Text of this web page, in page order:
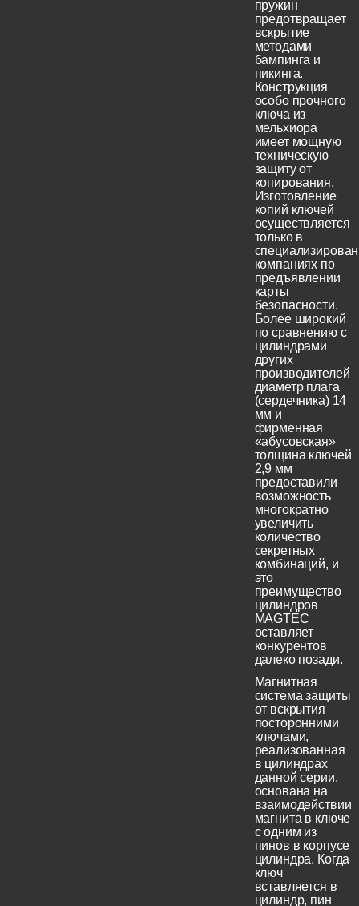
пружин
предотвращает
вскрытие
методами
бампинга и
пикинга.
Конструкция
особо прочного
ключа из
мельхиора
имеет мощную
техническую
защиту от
копирования.
Изготовление
копий ключей
осуществляется
только в
компаниях по
предъявлении
карты
безопасности.
Более широкий
по сравнению с
цилиндрами
других
производителей
диаметр плага
(сердечника) 14
мм и
фирменная
«абусовская»
толщина ключей
2,9 мм
предоставили
возможность
многократно
увеличить
количество
секретных
комбинаций, и
это
преимущество
цилиндров
MAGTEC
оставляет
конкурентов
далеко позади.
Магнитная
система защиты
от вскрытия
посторонними
ключами,
реализованная
в цилиндрах
данной серии,
основана на
взаимодействии
магнита в ключе
с одним из
пинов в корпусе
цилиндра. Когда
ключ
вставляется в
цилиндр, пин